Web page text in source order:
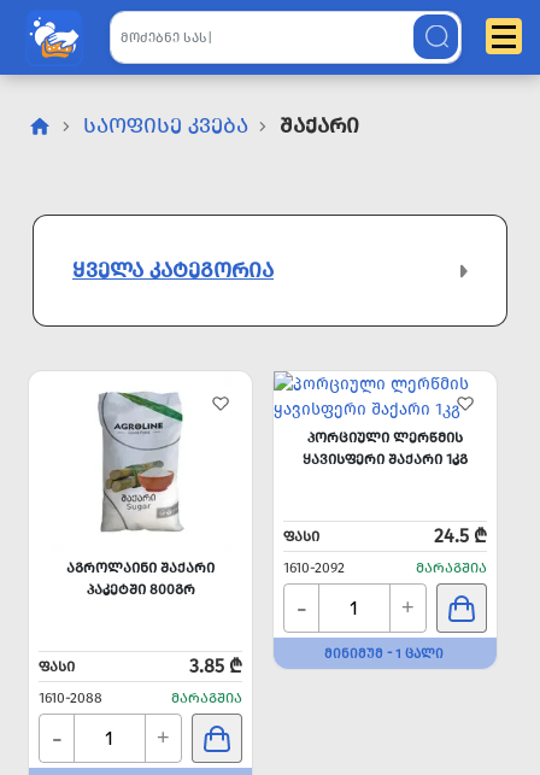
ᲡᲐᲝᲤᲘᲡᲔ ᲙᲕᲔᲑᲐ Შაქარი
ᲧᲕᲔᲚᲐ ᲙᲐᲢᲔᲒᲝᲠᲘᲐ
ᲐᲒᲠᲝᲚᲐᲘᲜᲘ ᲨᲐᲥᲐᲠᲘ
ᲞᲐᲙᲔᲢᲨᲘ 800ᲒᲠ
ᲤᲐᲡᲘ 3.85 ₾
1610-2088 ᲛᲐᲠᲐᲒᲨᲘᲐ
- +
ᲞᲝᲠᲪᲘᲣᲚᲘ ᲚᲔᲠᲬᲛᲘᲡ
ᲧᲐᲕᲘᲡᲤᲔᲠᲘ ᲨᲐᲥᲐᲠᲘ 1ᲙᲒ
ᲤᲐᲡᲘ 24.5 ₾
1610-2092 ᲛᲐᲠᲐᲒᲨᲘᲐ
- +
ᲛᲘᲜᲘᲛᲣᲛ - 1 ᲪᲐᲚᲘ